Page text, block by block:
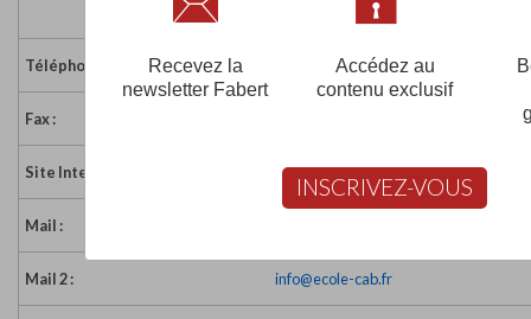
Téléphone : 01 64 22 13 40
Fax :
Site Internet : http://www.ecole-cab.com
Mail :
Mail 2 : info@ecole-cab.fr
Recevez la
newsletter Fabert
Accédez au
contenu exclusif
INSCRIVEZ-VOUS